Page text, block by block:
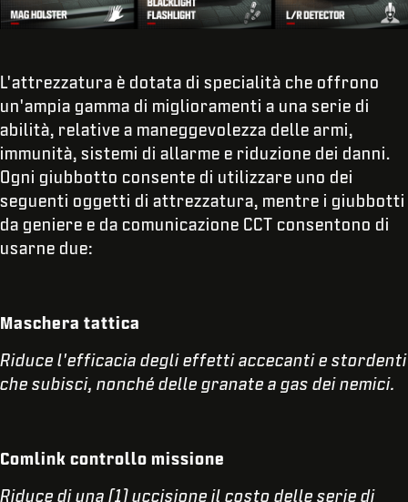
L'attrezzatura è dotata di specialità che offrono
un'ampia gamma di miglioramenti a una serie di
abilità, relative a maneggevolezza delle armi,
immunità, sistemi di allarme e riduzione dei danni.
Ogni giubbotto consente di utilizzare uno dei
seguenti oggetti di attrezzatura, mentre i giubbotti
da geniere e da comunicazione CCT consentono di
usarne due:
Maschera tattica
Riduce l'efficacia degli effetti accecanti e stordenti
che subisci, nonché delle granate a gas dei nemici.
Comlink controllo missione
Riduce di una (1) uccisione il costo delle serie di